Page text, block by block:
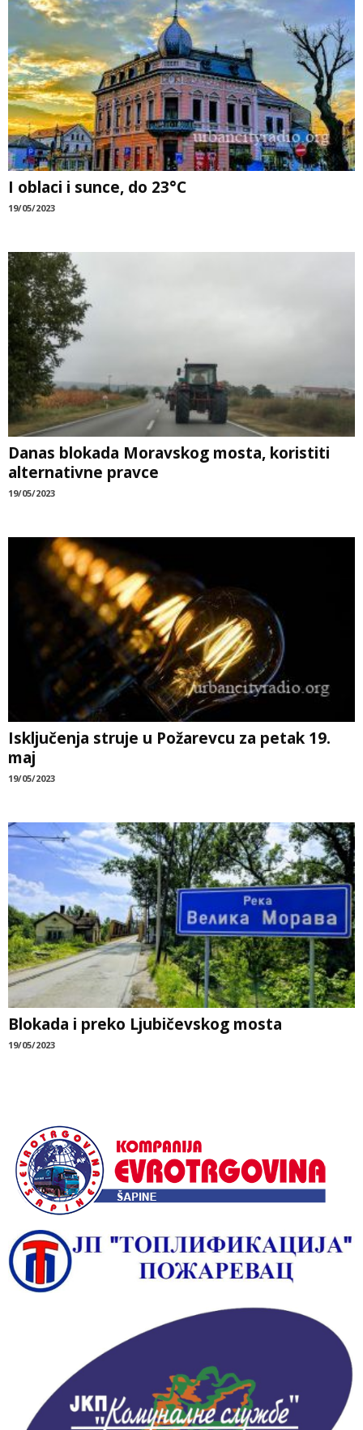
I oblaci i sunce, do 23°C
19/05/2023
Danas blokada Moravskog mosta, koristiti
alternativne pravce
19/05/2023
Isključenja struje u Požarevcu za petak 19.
maj
19/05/2023
Blokada i preko Ljubičevskog mosta
19/05/2023